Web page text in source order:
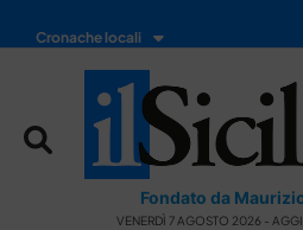
Cronache locali
Fondato da
VENERDÌ 7 AGOSTO 2026 -